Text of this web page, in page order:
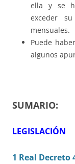
ella y se
exceder
mensuales.
Puede haber
algunos
SUMARIO:
LEGISLACIÓN
1 Real Decreto